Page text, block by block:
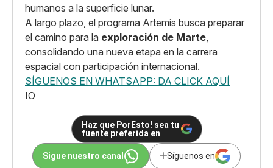
humanos a la superficie lunar.
A largo plazo, el programa Artemis busca preparar
el camino para la exploración de Marte
consolidando una nueva etapa en la carrera
espacial con participación internacional.
SÍGUENOS EN WHATSAPP: DA CLICK AQUÍ
IO
Haz que PorEsto! sea tu
fuente preferida en
Sigue nuestro canal Síguenos en